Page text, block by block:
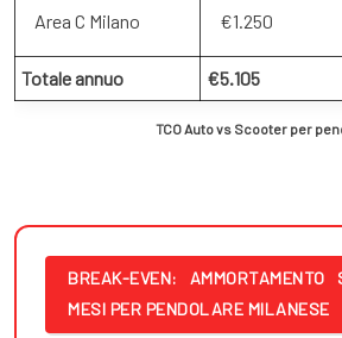
TCO Auto vs Scooter per
Area C Milano €1.250
Totale annuo €5.105
BREAK-EVEN:
MESI PER PENDOLARE MILANESE